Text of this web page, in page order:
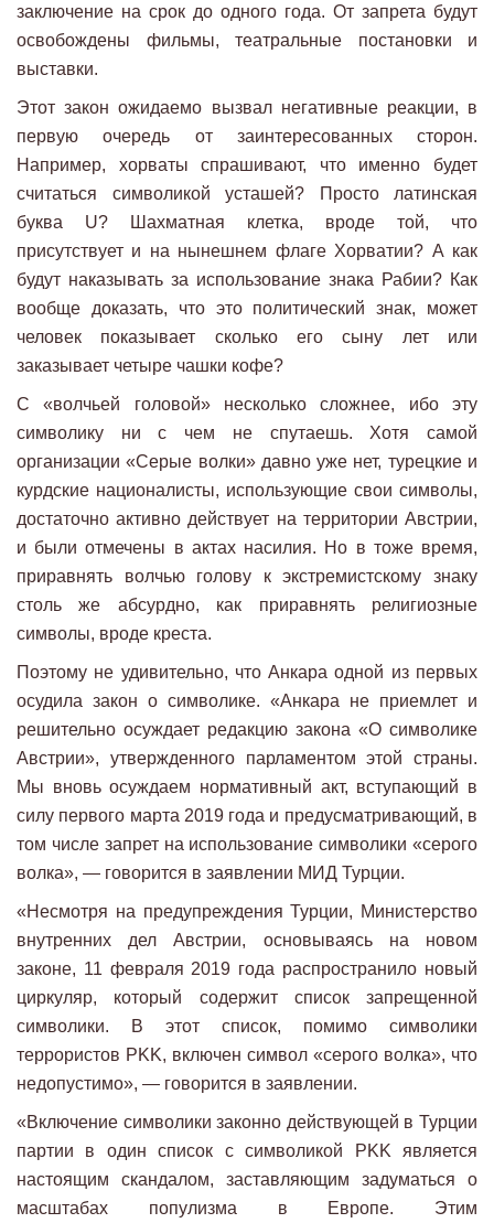
заключение на срок до одного года. От запрета будут
освобождены фильмы, театральные постановки и
выставки.
Этот закон ожидаемо вызвал негативные реакции, в
первую очередь от заинтересованных сторон.
Например, хорваты спрашивают, что именно будет
считаться символикой усташей? Просто латинская
буква U? Шахматная клетка, вроде той, что
присутствует и на нынешнем флаге Хорватии? А как
будут наказывать за использование знака Рабии? Как
вообще доказать, что это политический знак, может
человек показывает сколько его сыну лет или
заказывает четыре чашки кофе?
С «волчьей головой» несколько сложнее, ибо эту
символику ни с чем не спутаешь. Хотя самой
организации «Серые волки» давно уже нет, турецкие и
курдские националисты, использующие свои символы,
достаточно активно действует на территории Австрии,
и были отмечены в актах насилия. Но в тоже время,
приравнять волчью голову к экстремистскому знаку
столь же абсурдно, как приравнять религиозные
символы, вроде креста.
Поэтому не удивительно, что Анкара одной из первых
осудила закон о символике. «Анкара не приемлет и
решительно осуждает редакцию закона «О символике
Австрии», утвержденного парламентом этой страны.
Мы вновь осуждаем нормативный акт, вступающий в
силу первого марта 2019 года и предусматривающий, в
том числе запрет на использование символики «серого
волка», — говорится в заявлении МИД Турции.
«Несмотря на предупреждения Турции, Министерство
внутренних дел Австрии, основываясь на новом
законе, 11 февраля 2019 года распространило новый
циркуляр, который содержит список запрещенной
символики. В этот список, помимо символики
террористов PKK, включен символ «серого волка», что
недопустимо», — говорится в заявлении.
«Включение символики законно действующей в Турции
партии в один список с символикой PKK является
настоящим скандалом, заставляющим задуматься о
масштабах популизма в Европе. Этим